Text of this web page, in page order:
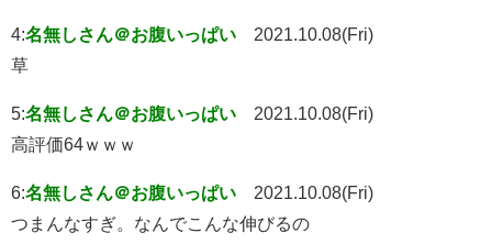
4:名無しさん＠お腹いっぱい
2021.10.08(Fri)
草
5:名無しさん＠お腹いっぱい
2021.10.08(Fri)
高評価64ｗｗｗ
6:名無しさん＠お腹いっぱい
2021.10.08(Fri)
つまんなすぎ。なんでこんな伸びるの